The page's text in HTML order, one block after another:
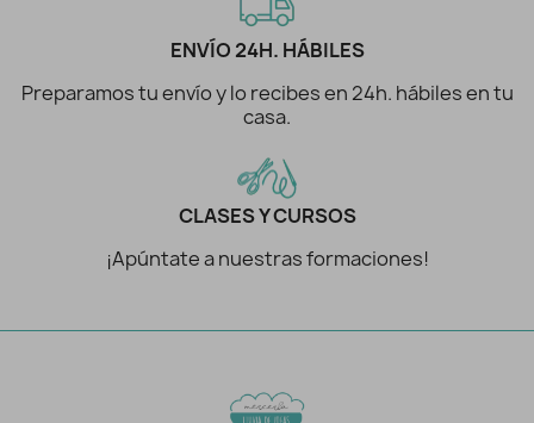
ENVÍO 24H. HÁBILES
Preparamos tu envío y lo recibes en 24h. hábiles en tu
casa.
CLASES Y CURSOS
¡Apúntate a nuestras formaciones!